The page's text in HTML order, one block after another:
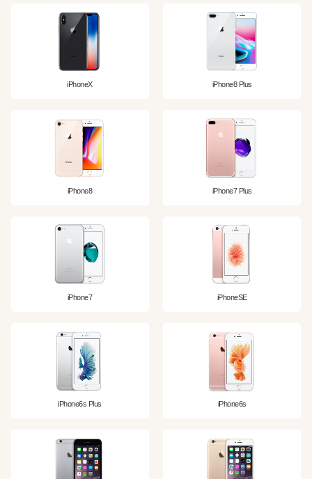
iPhoneX iPhone8 Plus
iPhone8 iPhone7 Plus
iPhone7 iPhoneSE
iPhone6s Plus iPhone6s